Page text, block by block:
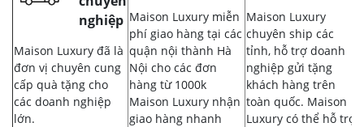
nghiệp
Maison Luxury đã là
đơn vị chuyên cung
cấp quà tặng cho
các doanh nghiệp
lớn.
Maison Luxury miễn
phí giao hàng tại các
quận nội thành Hà
Nội cho các đơn
hàng từ 1000k
Maison Luxury nhận
giao hàng nhanh
Maison Luxury
chuyên ship các
tỉnh, hỗ trợ doanh
nghiệp gửi tặng
khách hàng trên
toàn quốc. Maison
Luxury có thể hỗ trợ